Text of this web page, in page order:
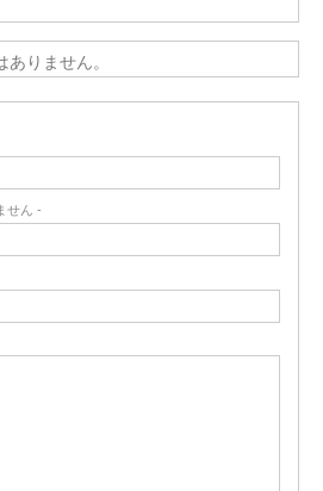
りません。
せん -